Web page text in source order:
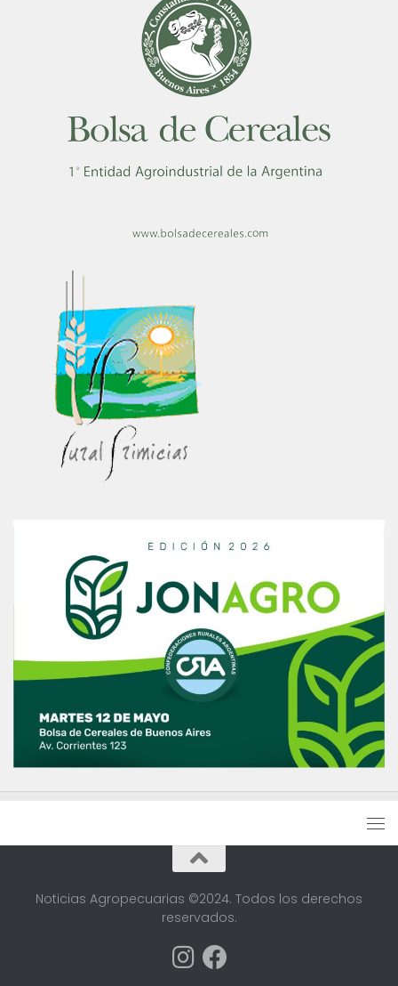
Noticias Agropecuarias ©2024. Todos los derechos
reservados.